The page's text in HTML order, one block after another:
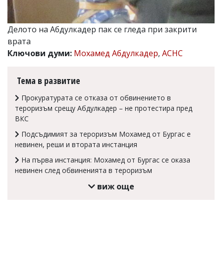
Главен
редактор:
Иван
Колев,
email:
office@flagman.bg
статиите
въвеждат
читателите
редакцията
носи
отговорност
Делото на Абдулкадер пак се гледа при закрити
врата
Ключови думи: Мохамед Абдулкадер, АСНС
Тема в развитие
Прокуратурата се отказа от обвинението в
тероризъм срещу Абдулкадер – не протестира пред
ВКС
Подсъдимият за тероризъм Мохамед от Бургас е
невинен, реши и втората инстанция
На първа инстанция: Мохамед от Бургас се оказа
невинен след обвиненията в тероризъм
виж още